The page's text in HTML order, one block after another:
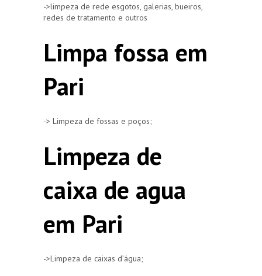
->limpeza de rede esgotos, galerias, bueiros,
redes de tratamento e outros
Limpa fossa em
Pari
-> Limpeza de fossas e poços;
Limpeza de
caixa de agua
em Pari
->Limpeza de caixas d’água;